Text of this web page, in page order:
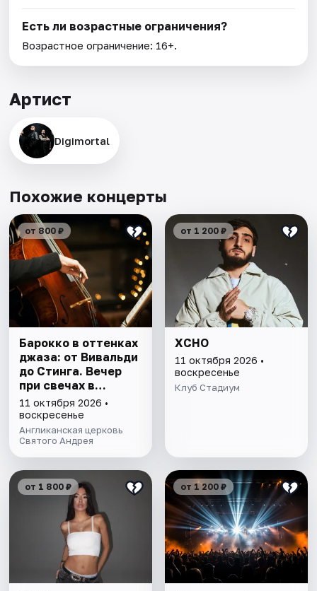
Есть ли возрастные ограничения?
Возрастное ограничение: 16+.
Артист
Digimortal
Похожие концерты
от 800 ₽
Барокко в оттенках
джаза: от Вивальди
до Стинга. Вечер
при свечах в
англиканском
соборе
11 октября 2026 •
воскресенье
Англиканская церковь
Святого Андрея
от 1 200 ₽
XCHO
11 октября 2026 •
воскресенье
Клуб Стадиум
от 1 800 ₽ от 1 200 ₽